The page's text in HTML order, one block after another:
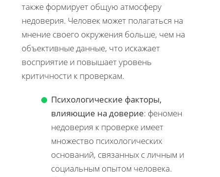
также формирует общую атмосферу
недоверия. Человек может полагаться на
мнение своего окружения больше, чем на
объективные данные, что искажает
восприятие и повышает уровень
критичности к проверкам.
Психологические факторы,
влияющие на доверие: феномен
недоверия к проверке имеет
множество психологических
оснований, связанных с личным и
социальным опытом человека.